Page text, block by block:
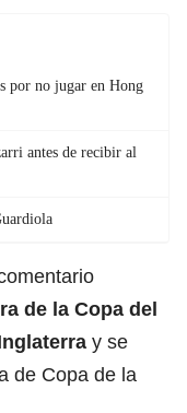
por no jugar en Hong
antes de recibir al
de la Copa del
y se
de Copa de la